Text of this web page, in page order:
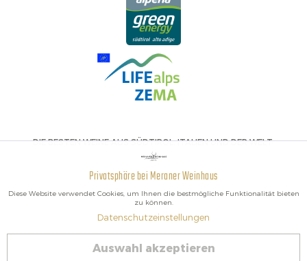
DIE BESTEN WEINE AUS SÜDTIROL, ITALIEN UND DER WELT.
Vertrag widerrufen
Privatsphäre bei Meraner Weinhaus
Diese Website verwendet Cookies, um Ihnen die bestmögliche Funktionalität bieten
zu können.
Datenschutzeinstellungen
Auswahl akzeptieren